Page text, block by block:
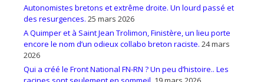
Autonomistes bretons et extrême droite. Un lourd passé et
des resurgences. 25 mars 2026
A Quimper et à Saint Jean Trolimon, Finistère, un lieu porte
encore le nom d’un odieux collabo breton raciste. 24 mars
2026
Qui a créé le Front National FN-RN ? Un peu d’histoire.. Les